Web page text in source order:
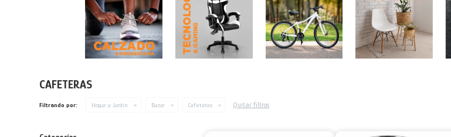
CAFETERAS
Filtrando por: Hogar y Jardín Bazar Cafeteras Quitar filtros